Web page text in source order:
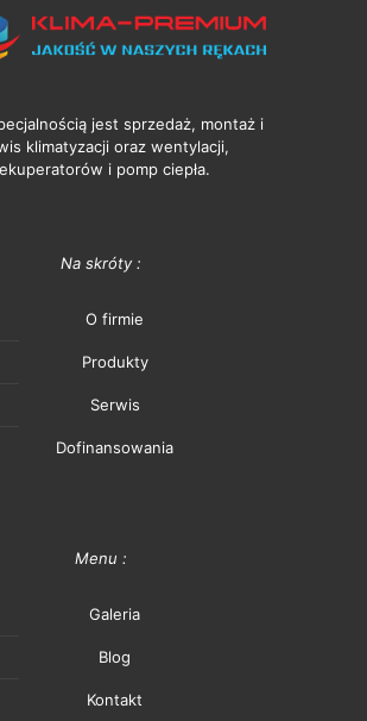
jest sprzedaż, montaż i
klimatyzacji oraz wentylacji,
i pomp ciepła.
Na skróty :
O firmie
Produkty
Serwis
Dofinansowania
Menu :
Galeria
Blog
Kontakt